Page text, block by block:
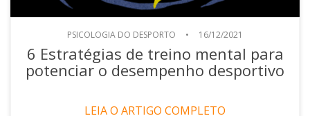
PSICOLOGIA DO DESPORTO • 16/12/2021
6 Estratégias de treino mental para
potenciar o desempenho desportivo
LEIA O ARTIGO COMPLETO